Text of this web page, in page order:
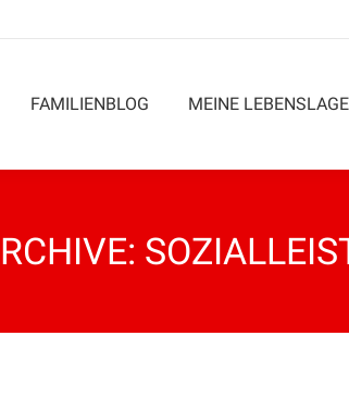
FAMILIENBLOG MEINE LEBENSLAGE